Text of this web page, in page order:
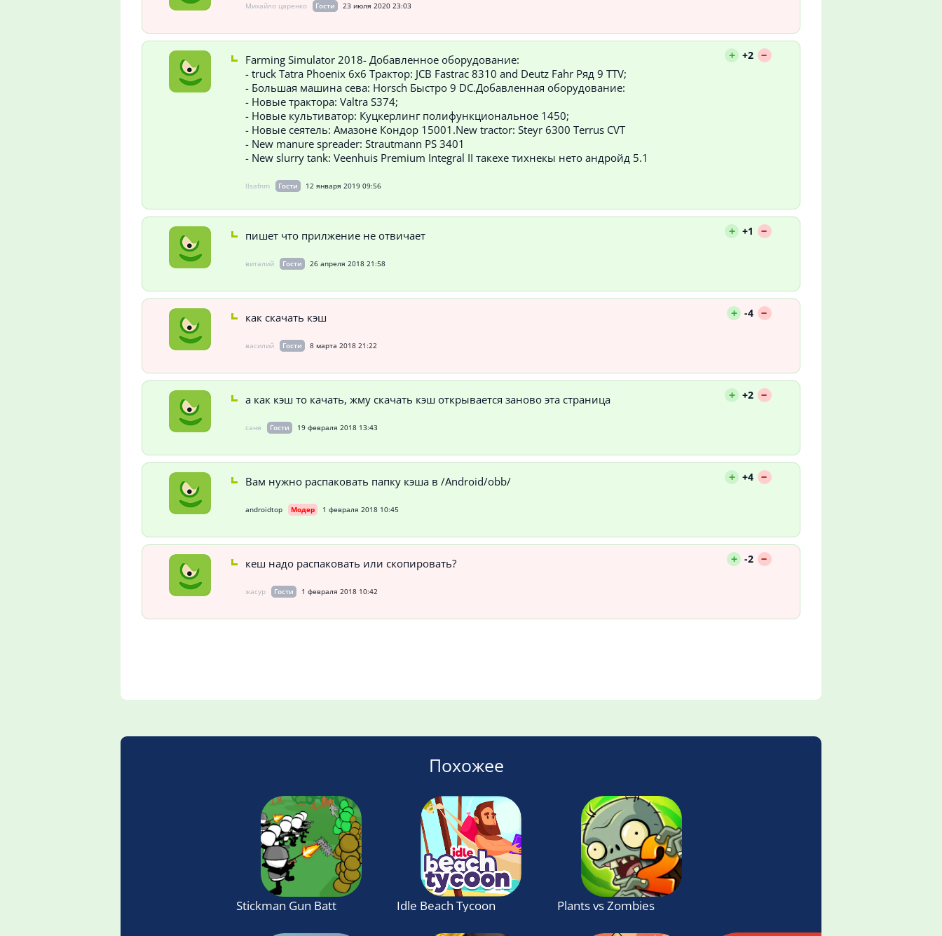
Михайло царенко Гости 23 июля 2020 23:03
Farming Simulator 2018- Добавленное оборудование:
- truck Tatra Phoenix 6x6 Трактор: JCB Fastrac 8310 and Deutz Fahr Ряд 9 TTV;
- Большая машина сева: Horsch Быстро 9 DC.Добавленная оборудование:
- Новые трактора: Valtra S374;
- Новые культиватор: Куцкерлинг полифункциональное 1450;
- Новые сеятель: Амазоне Кондор 15001.New tractor: Steyr 6300 Terrus CVT
- New manure spreader: Strautmann PS 3401
- New slurry tank: Veenhuis Premium Integral II такехе тихнекы нето андройд 5.1
llsafnm Гости 12 января 2019 09:56
+ +2 --
пишет что прилжение не отвичает
виталий Гости 26 апреля 2018 21:58
+ +1 --
как скачать кэш
василий Гости 8 марта 2018 21:22
+ -4 --
а как кэш то качать, жму скачать кэш открывается заново эта страница
саня Гости 19 февраля 2018 13:43
+ +2 --
Вам нужно распаковать папку кэша в /Android/obb/
androidtop Модер 1 февраля 2018 10:45
+ +4 --
кеш надо распаковать или скопировать?
жасур Гости 1 февраля 2018 10:42
+ -2 --
Похожее
Stickman Gun Battle SimulatorIdle Beach Tycoon : Cash Manager Simulator
Plants vs Zombies 2